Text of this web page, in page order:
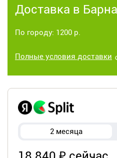
Доставка в
По городу: 1200 р.
Полные условия доставки
2 месяца